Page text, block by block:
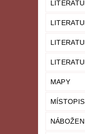
MAPY
MÍSTOPIS